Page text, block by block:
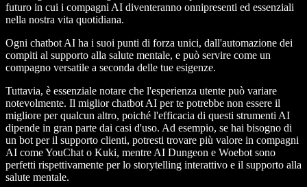
futuro in cui i compagni AI diventeranno onnipresenti ed essenziali
nella nostra vita quotidiana.
Ogni chatbot AI ha i suoi punti di forza unici, dall'automazione dei
compiti al supporto alla salute mentale, e può servire come un
compagno versatile a seconda delle tue esigenze.
Tuttavia, è essenziale notare che l'esperienza utente può variare
notevolmente. Il miglior chatbot AI per te potrebbe non essere il
migliore per qualcun altro, poiché l'efficacia di questi strumenti AI
dipende in gran parte dai casi d'uso. Ad esempio, se hai bisogno di
un bot per il supporto clienti, potresti trovare più valore in compagni
AI come YouChat o Kuki, mentre AI Dungeon e Woebot sono
perfetti rispettivamente per lo storytelling interattivo e il supporto alla
salute mentale.